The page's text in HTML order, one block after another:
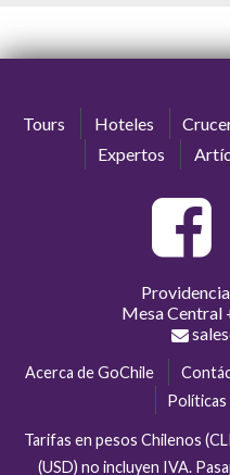
Tours Hoteles
Expertos
Mesa Central
Acerca de GoChile
Políticas
Tarifas en pesos Chilenos
(USD) no incluyen IVA.